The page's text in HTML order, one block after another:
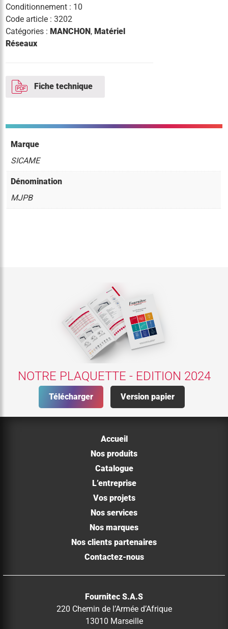
Conditionnement : 10
Code article :3202
Catégories :MANCHON,Matériel
Réseaux
Fiche technique
Marque
SICAME
Dénomination
MJPB
NOTRE PLAQUETTE - EDITION 2024
Télécharger Version papier
Accueil
Nos produits
Catalogue
L’entreprise
Vos projets
Nos services
Nos marques
Nos clients partenaires
Contactez-nous
Fournitec S.A.S
220 Chemin de l’Armée d’Afrique
13010 Marseille